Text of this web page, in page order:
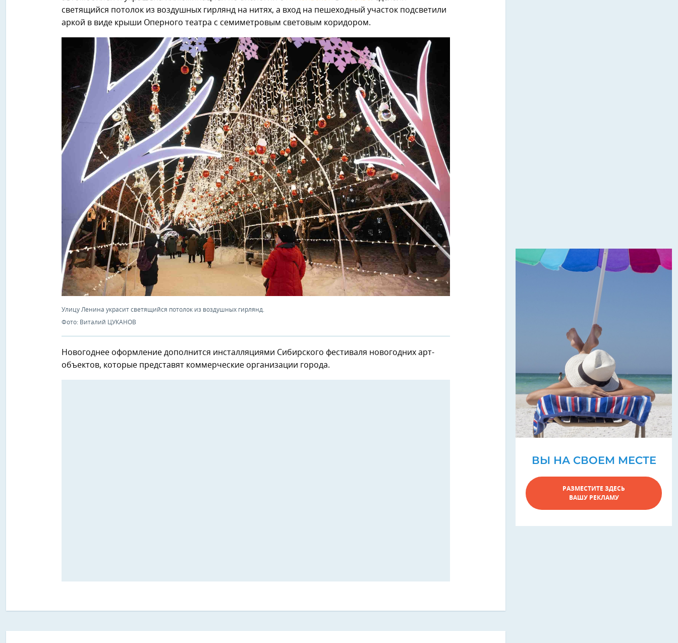
светящийся потолок из воздушных гирлянд на нитях, а вход на пешеходный участок подсветили
аркой в виде крыши Оперного театра с семиметровым световым коридором.
Улицу Ленина украсит светящийся потолок из воздушных гирлянд.
Фото: Виталий ЦУКАНОВ
Новогоднее оформление дополнится инсталляциями Сибирского фестиваля новогодних арт-
объектов, которые представят коммерческие организации города.
ВЫ НА СВОЕМ МЕСТЕ
РАЗМЕСТИТЕ ЗДЕСЬ
ВАШУ РЕКЛАМУ